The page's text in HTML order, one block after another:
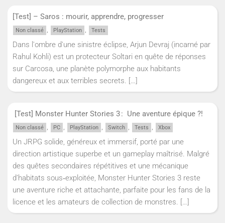
[Test] – Saros : mourir, apprendre, progresser
Non classé , PlayStation , Tests
Dans l'ombre d'une sinistre éclipse, Arjun Devraj (incarné par
Rahul Kohli) est un protecteur Soltari en quête de réponses
sur Carcosa, une planète polymorphe aux habitants
dangereux et aux terribles secrets. […]
[Test] Monster Hunter Stories 3 : Une aventure épique ?!
Non classé , PC , PlayStation , Switch , Tests , Xbox
Un JRPG solide, généreux et immersif, porté par une
direction artistique superbe et un gameplay maîtrisé. Malgré
des quêtes secondaires répétitives et une mécanique
d’habitats sous‑exploitée, Monster Hunter Stories 3 reste
une aventure riche et attachante, parfaite pour les fans de la
licence et les amateurs de collection de monstres. […]